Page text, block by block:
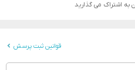
به اشتراک می گذارید
قوانین ثبت پرسش